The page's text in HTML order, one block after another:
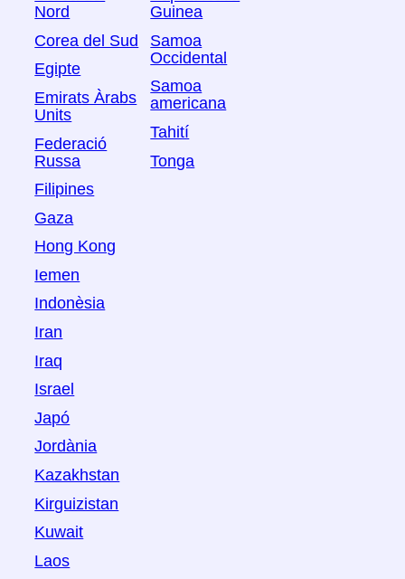
Nord
Corea del Sud
Egipte
Emirats Àrabs
Units
Federació
Russa
Filipines
Gaza
Hong Kong
Iemen
Indonèsia
Iran
Iraq
Israel
Japó
Jordània
Kazakhstan
Kirguizistan
Kuwait
Laos
Guinea
Samoa
Occidental
Samoa
americana
Tahití
Tonga